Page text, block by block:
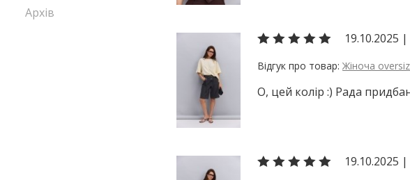
19.10.2025 |
Жіноча
О, цей колір :) Рада
19.10.2025 |
Архів